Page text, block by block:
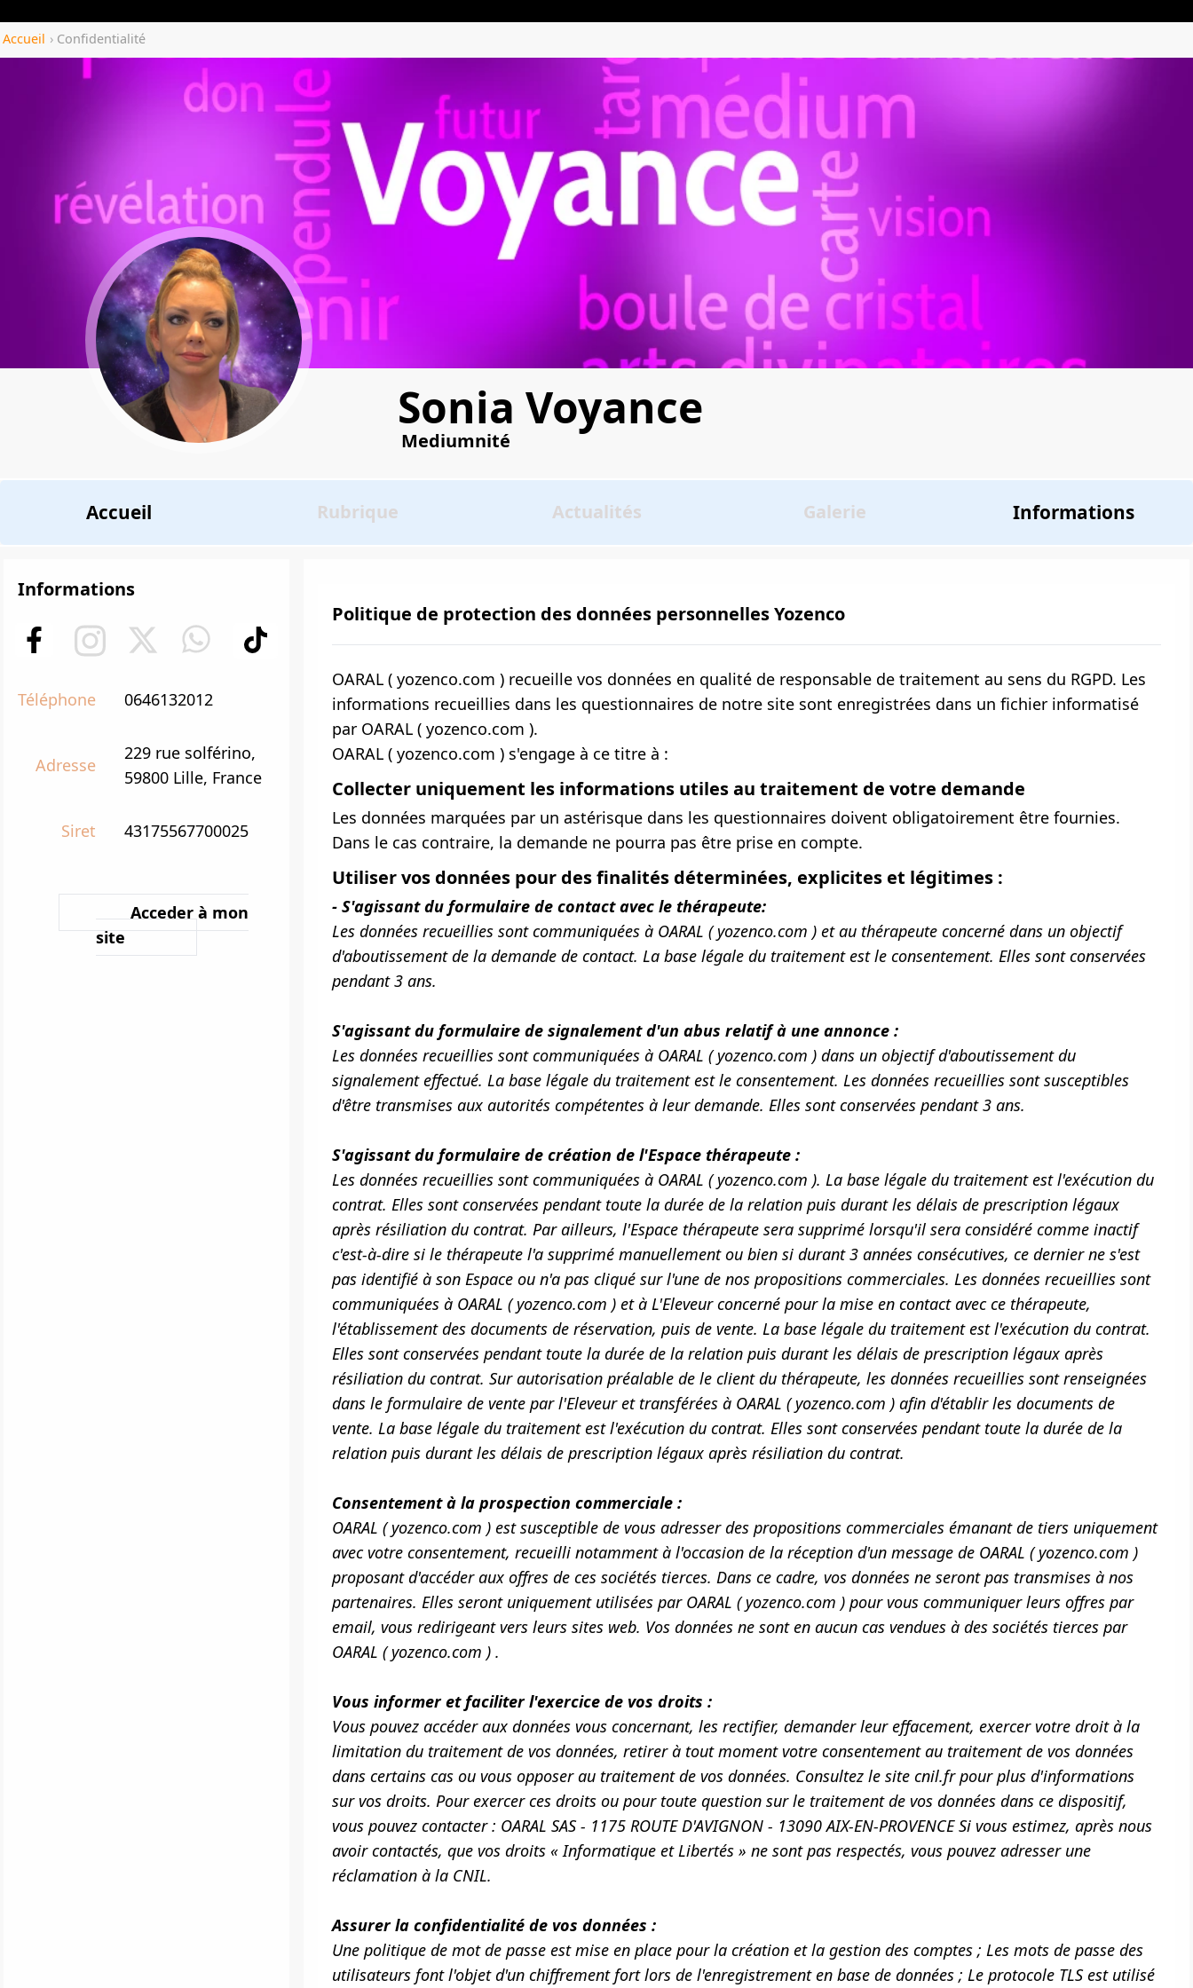
Accueil › Confidentialité
Sonia Voyance
Mediumnité
Accueil Rubrique Actualités Galerie Informations
Informations
Téléphone 0646132012
Adresse
229 rue solférino,
59800 Lille, France
Siret 43175567700025
Acceder à mon
site
Politique de protection des données personnelles Yozenco
OARAL ( yozenco.com ) recueille vos données en qualité de responsable de traitement au sens du RGPD. Les
informations recueillies dans les questionnaires de notre site sont enregistrées dans un fichier informatisé
par OARAL ( yozenco.com ).
OARAL ( yozenco.com ) s'engage à ce titre à :
Collecter uniquement les informations utiles au traitement de votre demande
Les données marquées par un astérisque dans les questionnaires doivent obligatoirement être fournies.
Dans le cas contraire, la demande ne pourra pas être prise en compte.
Utiliser vos données pour des finalités déterminées, explicites et légitimes :
- S'agissant du formulaire de contact avec le thérapeute:
Les données recueillies sont communiquées à OARAL ( yozenco.com ) et au thérapeute concerné dans un objectif
d'aboutissement de la demande de contact. La base légale du traitement est le consentement. Elles sont conservées
pendant 3 ans.
S'agissant du formulaire de signalement d'un abus relatif à une annonce :
Les données recueillies sont communiquées à OARAL ( yozenco.com ) dans un objectif d'aboutissement du
signalement effectué. La base légale du traitement est le consentement. Les données recueillies sont susceptibles
d'être transmises aux autorités compétentes à leur demande. Elles sont conservées pendant 3 ans.
S'agissant du formulaire de création de l'Espace thérapeute :
Les données recueillies sont communiquées à OARAL ( yozenco.com ). La base légale du traitement est l'exécution du
contrat. Elles sont conservées pendant toute la durée de la relation puis durant les délais de prescription légaux
après résiliation du contrat. Par ailleurs, l'Espace thérapeute sera supprimé lorsqu'il sera considéré comme inactif
c'est-à-dire si le thérapeute l'a supprimé manuellement ou bien si durant 3 années consécutives, ce dernier ne s'est
pas identifié à son Espace ou n'a pas cliqué sur l'une de nos propositions commerciales. Les données recueillies sont
communiquées à OARAL ( yozenco.com ) et à L'Eleveur concerné pour la mise en contact avec ce thérapeute,
l'établissement des documents de réservation, puis de vente. La base légale du traitement est l'exécution du contrat.
Elles sont conservées pendant toute la durée de la relation puis durant les délais de prescription légaux après
résiliation du contrat. Sur autorisation préalable de le client du thérapeute, les données recueillies sont renseignées
dans le formulaire de vente par l'Eleveur et transférées à OARAL ( yozenco.com ) afin d'établir les documents de
vente. La base légale du traitement est l'exécution du contrat. Elles sont conservées pendant toute la durée de la
relation puis durant les délais de prescription légaux après résiliation du contrat.
Consentement à la prospection commerciale :
OARAL ( yozenco.com ) est susceptible de vous adresser des propositions commerciales émanant de tiers uniquement
avec votre consentement, recueilli notamment à l'occasion de la réception d'un message de OARAL ( yozenco.com )
proposant d'accéder aux offres de ces sociétés tierces. Dans ce cadre, vos données ne seront pas transmises à nos
partenaires. Elles seront uniquement utilisées par OARAL ( yozenco.com ) pour vous communiquer leurs offres par
email, vous redirigeant vers leurs sites web. Vos données ne sont en aucun cas vendues à des sociétés tierces par
OARAL ( yozenco.com ) .
Vous informer et faciliter l'exercice de vos droits :
Vous pouvez accéder aux données vous concernant, les rectifier, demander leur effacement, exercer votre droit à la
limitation du traitement de vos données, retirer à tout moment votre consentement au traitement de vos données
dans certains cas ou vous opposer au traitement de vos données. Consultez le site cnil.fr pour plus d'informations
sur vos droits. Pour exercer ces droits ou pour toute question sur le traitement de vos données dans ce dispositif,
vous pouvez contacter : OARAL SAS - 1175 ROUTE D'AVIGNON - 13090 AIX-EN-PROVENCE Si vous estimez, après nous
avoir contactés, que vos droits « Informatique et Libertés » ne sont pas respectés, vous pouvez adresser une
réclamation à la CNIL.
Assurer la confidentialité de vos données :
Une politique de mot de passe est mise en place pour la création et la gestion des comptes ; Les mots de passe des
utilisateurs font l'objet d'un chiffrement fort lors de l'enregistrement en base de données ; Le protocole TLS est utilisé